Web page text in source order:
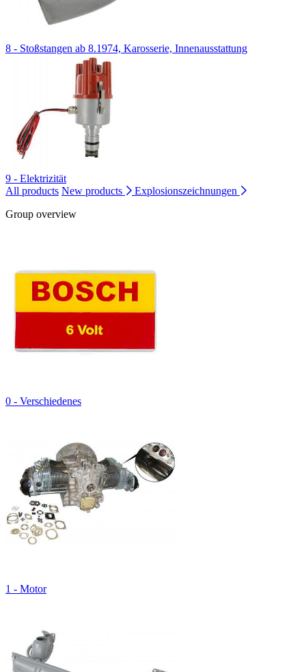
8 - Stoßstangen ab 8.1974, Karosserie, Innenausstattung
9 - Elektrizität
All products New products
Explosionszeichnungen
Group overview
0 - Verschiedenes
1 - Motor